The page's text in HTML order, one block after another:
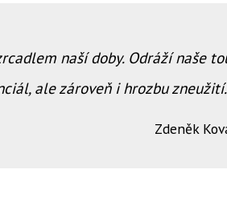
naší doby. Odráží naše
ale zároveň i hrozbu zneužití.
Zdeněk